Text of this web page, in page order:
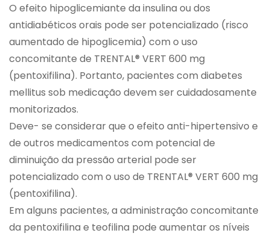
O efeito hipoglicemiante da insulina ou dos
antidiabéticos orais pode ser potencializado (risco
aumentado de hipoglicemia) com o uso
concomitante de TRENTAL® VERT 600 mg
(pentoxifilina). Portanto, pacientes com diabetes
mellitus sob medicação devem ser cuidadosamente
monitorizados.
Deve- se considerar que o efeito anti-hipertensivo e
de outros medicamentos com potencial de
diminuição da pressão arterial pode ser
potencializado com o uso de TRENTAL® VERT 600 mg
(pentoxifilina).
Em alguns pacientes, a administração concomitante
da pentoxifilina e teofilina pode aumentar os níveis